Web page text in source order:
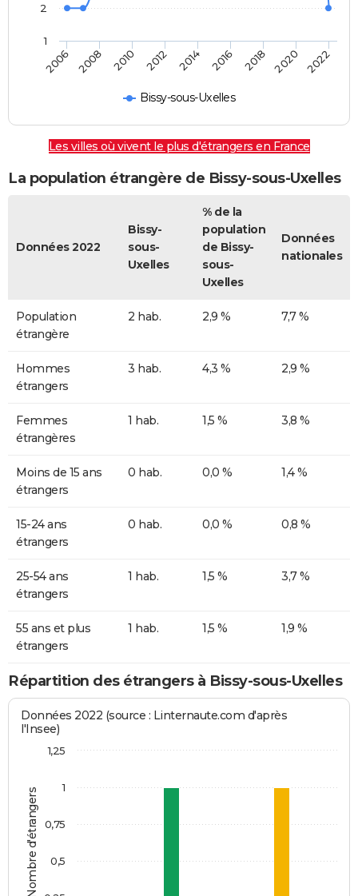
Bissy-sous-Uxelles
2006 2008 2010 2012 2014 2016 2018 2020 2022
1
2
Les villes où vivent le plus d'étrangers en France
La population étrangère de Bissy-sous-Uxelles
Données 2022
Bissy-
sous-
Uxelles
% de la
population
de Bissy-
sous-
Uxelles
Données
nationales
Population
étrangère
2 hab. 2,9 % 7,7 %
Hommes
étrangers
3 hab. 4,3 % 2,9 %
Femmes
étrangères
1 hab. 1,5 % 3,8 %
Moins de 15 ans
étrangers
0 hab. 0,0 % 1,4 %
15-24 ans
étrangers
0 hab. 0,0 % 0,8 %
25-54 ans
étrangers
1 hab. 1,5 % 3,7 %
55 ans et plus
étrangers
1 hab. 1,5 % 1,9 %
Répartition des étrangers à Bissy-sous-Uxelles
Nombre d'étrangers
Données 2022 (source : Linternaute.com d'après
l'Insee)
0,5
0,75
1
1,25